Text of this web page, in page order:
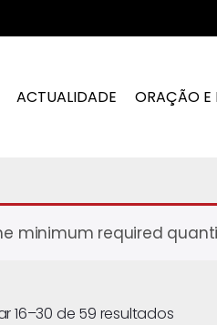
ACTUALIDADE ORAÇÃO E
minimum required
16–30 de 59 resultados